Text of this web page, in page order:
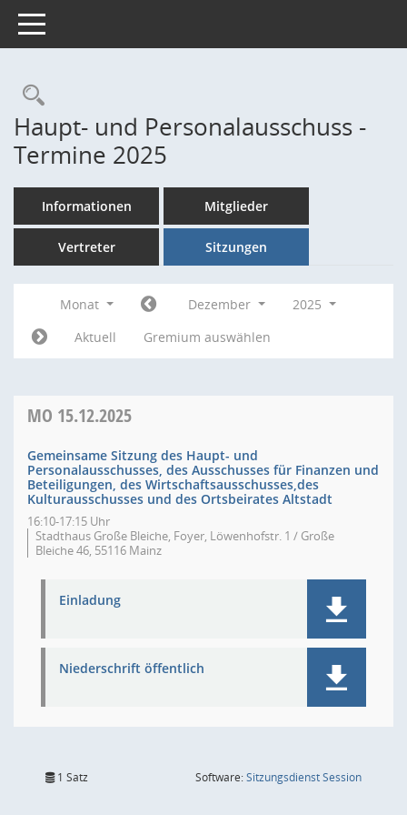
Toggle navigation
Rechercheauswahl
Haupt- und Personalausschuss -
Termine 2025
Informationen Mitglieder
Vertreter Sitzungen
Monat Dezember
2025
Aktuell
Gremium auswählen
MO 15.12.2025
Gemeinsame Sitzung des Haupt- und
Personalausschusses, des Ausschusses für Finanzen und
Beteiligungen, des Wirtschaftsausschusses,des
Kulturausschusses und des Ortsbeirates Altstadt
16:10-17:15 Uhr
Stadthaus Große Bleiche, Foyer, Löwenhofstr. 1 / Große
Bleiche 46, 55116 Mainz
Einladung
Niederschrift öffentlich
1 Satz Software:SitzungsdienstSession(Wird in